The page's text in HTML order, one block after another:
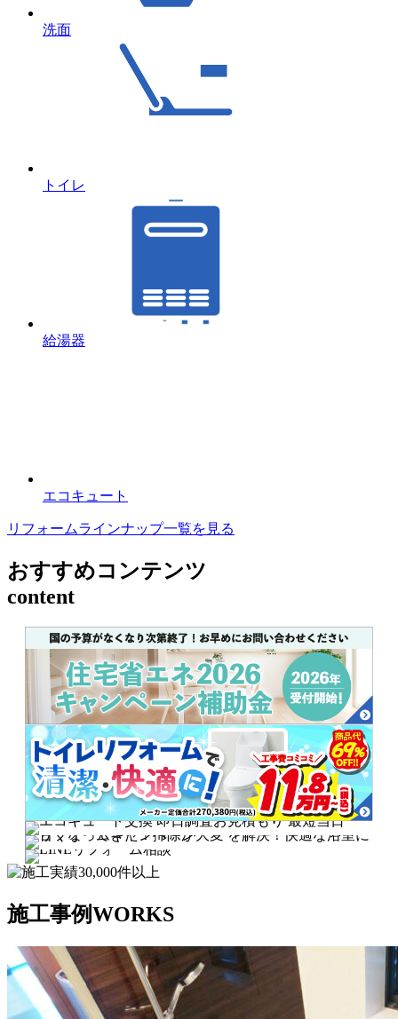
洗面
トイレ
給湯器
エコキュート
リフォームラインナップ一覧を見る
おすすめコンテンツ
content
施工事例WORKS